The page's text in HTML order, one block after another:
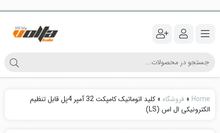
Home
» فروشگاه »
کلید اتوماتیک کامپکت 32 آمپر 4پل قابل تنظیم
الکترونیکی ال اس (LS)